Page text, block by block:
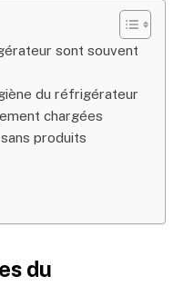
sont souvent
du réfrigérateur
chargées
produits
du